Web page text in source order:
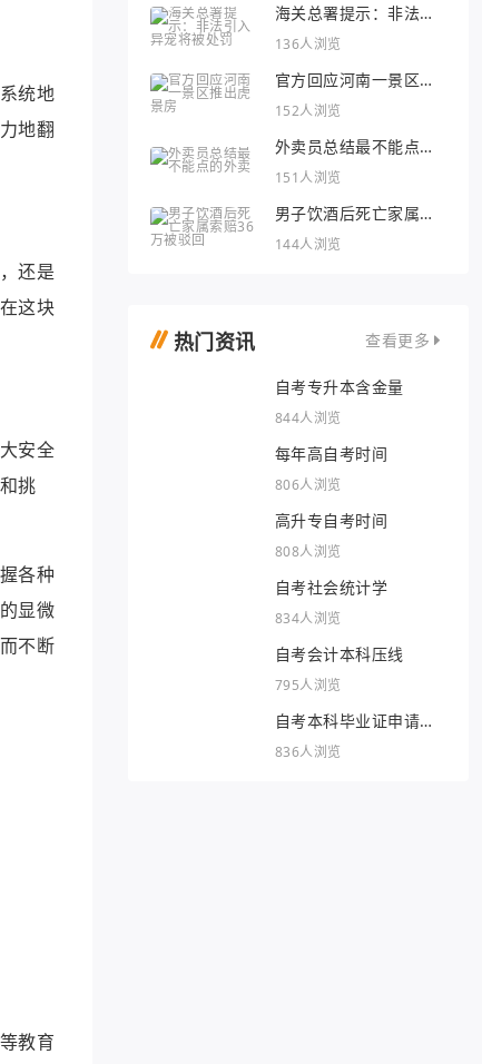
统地
地翻
还是
这块
安全
挑
各种
显微
不断
教育
海关总署提示：非法引
入异宠将被处罚
136人浏览
官方回应河南一景区推
出虎景房
152人浏览
外卖员总结最不能点的
外卖
151人浏览
男子饮酒后死亡家属索
赔36万被驳回
144人浏览
热门资讯 查看更多
自考专升本含金量
844人浏览
每年高自考时间
806人浏览
高升专自考时间
808人浏览
自考社会统计学
834人浏览
自考会计本科压线
795人浏览
自考本科毕业证申请条
件
836人浏览